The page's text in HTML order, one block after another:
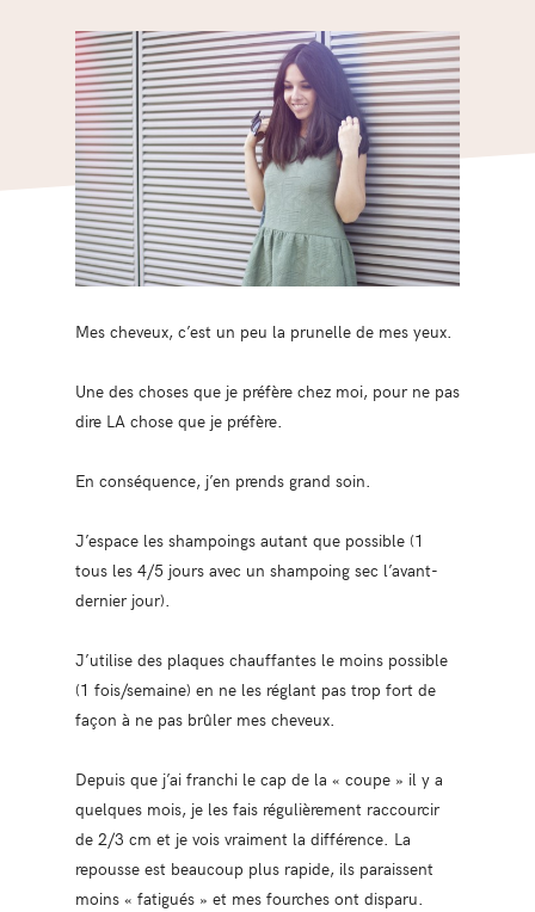
Mes cheveux, c’est un peu la prunelle de mes yeux.
Une des choses que je préfère chez moi, pour ne pas
dire LA chose que je préfère.
En conséquence, j’en prends grand soin.
J’espace les shampoings autant que possible (1
tous les 4/5 jours avec un shampoing sec l’avant-
dernier jour).
J’utilise des plaques chauffantes le moins possible
(1 fois/semaine) en ne les réglant pas trop fort de
façon à ne pas brûler mes cheveux.
Depuis que j’ai franchi le cap de la « coupe » il y a
quelques mois, je les fais régulièrement raccourcir
de 2/3 cm et je vois vraiment la différence. La
repousse est beaucoup plus rapide, ils paraissent
moins « fatigués » et mes fourches ont disparu.